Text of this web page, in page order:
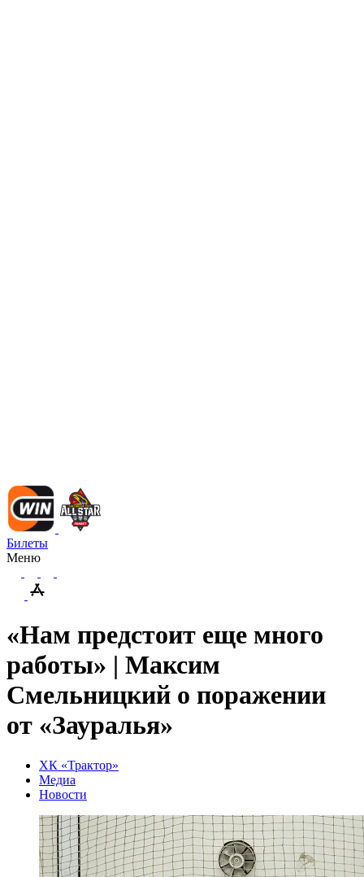
Билеты
Меню
«Нам предстоит еще много
работы» | Максим
Смельницкий о поражении
от «Зауралья»
ХК «Трактор»
Медиа
Новости